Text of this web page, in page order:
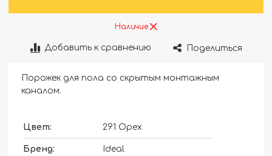
Наличие
Добавить к сравнению Поделиться
Порожек для пола со скрытым монтажным
каналом.
Цвет: 291 Орех
Бренд: Ideal